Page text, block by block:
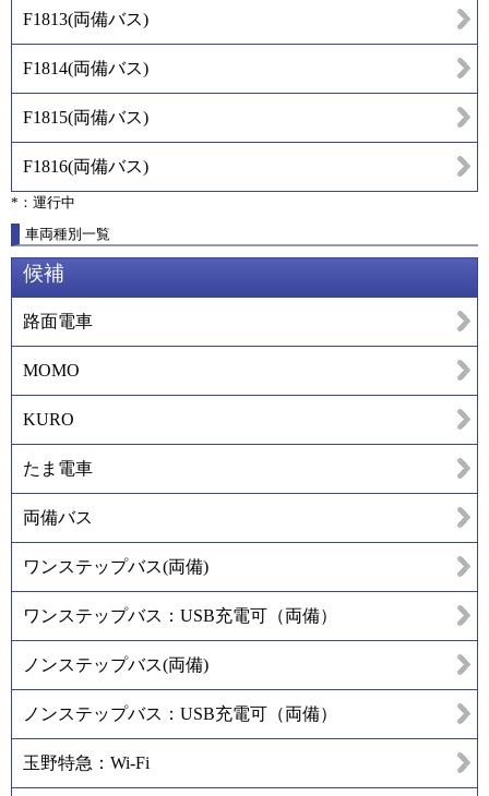
F1813(両備バス)
F1814(両備バス)
F1815(両備バス)
F1816(両備バス)
*：運行中
車両種別一覧
候補
路面電車
MOMO
KURO
たま電車
両備バス
ワンステップバス(両備)
ワンステップバス：USB充電可（両備）
ノンステップバス(両備)
ノンステップバス：USB充電可（両備）
玉野特急：Wi-Fi